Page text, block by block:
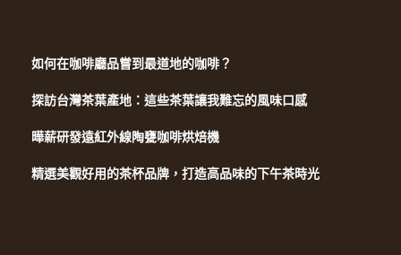
如何在咖啡廳品嘗到最道地的咖啡？
探訪台灣茶葉產地：這些茶葉讓我難忘的風味口感
曄薪研發遠紅外線陶甕咖啡烘焙機
精選美觀好用的茶杯品牌，打造高品味的下午茶時光